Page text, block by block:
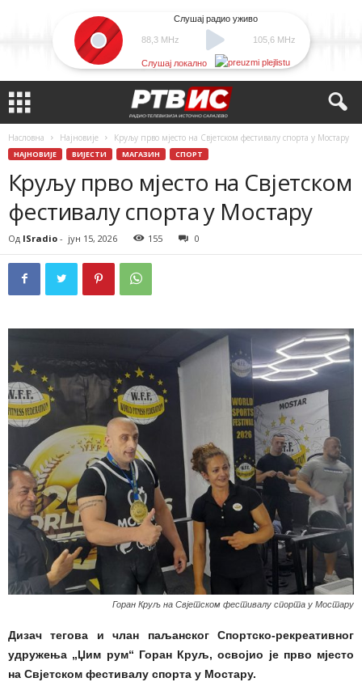
88,3 MHz
Слушај радио уживо
105,6 MHz
Слушај локално
Насловна Најновије Круљу прво мјесто на Свјетском фестивалу спорта у Мостару
НАЈНОВИЈЕ ВИЈЕСТИ МАГАЗИН СПОРТ
Круљу прво мјесто на Свјетском
фестивалу спорта у Мостару
Од ISradio - јун 15, 2026 155 0
Горан Круљ на Свјетском фестивалу спорта у Мостару
Дизач тегова и члан паљанског Спортско-рекреативног
удружења „Џим рум“ Горан Круљ, освојио је прво мјесто
на Свјетском фестивалу спорта у Мостару.